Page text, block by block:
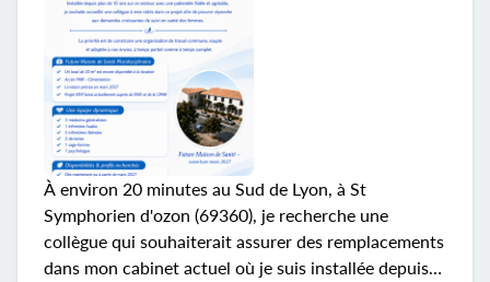
À environ 20 minutes au Sud de Lyon, à St
Symphorien d'ozon (69360), je recherche une
collègue qui souhaiterait assurer des remplacements
dans mon cabinet actuel où je suis installée depuis